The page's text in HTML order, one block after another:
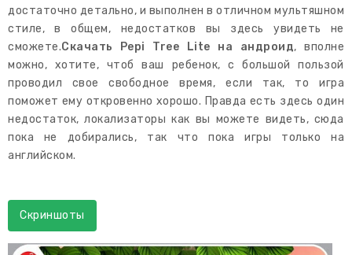
достаточно детально, и выполнен в отличном мультяшном
стиле, в общем, недостатков вы здесь увидеть не
сможете.Скачать Pepi Tree Lite на андроид, вполне
можно, хотите, чтоб ваш ребенок, с большой пользой
проводил свое свободное время, если так, то игра
поможет ему откровенно хорошо. Правда есть здесь один
недостаток, локализаторы как вы можете видеть, сюда
пока не добирались, так что пока игры только на
английском.
Скриншоты